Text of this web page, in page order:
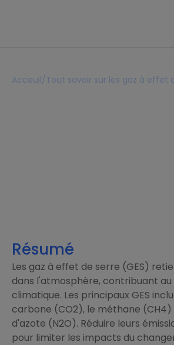
Acceuil/Tout savoir sur les gaz à effet
Résumé
Les gaz à effet de serre (GES)
dans l'atmosphère, contribuant
climatique. Les principaux GES
carbone (CO2), le méthane
d'azote (N2O). Réduire leurs
pour limiter les impacts du